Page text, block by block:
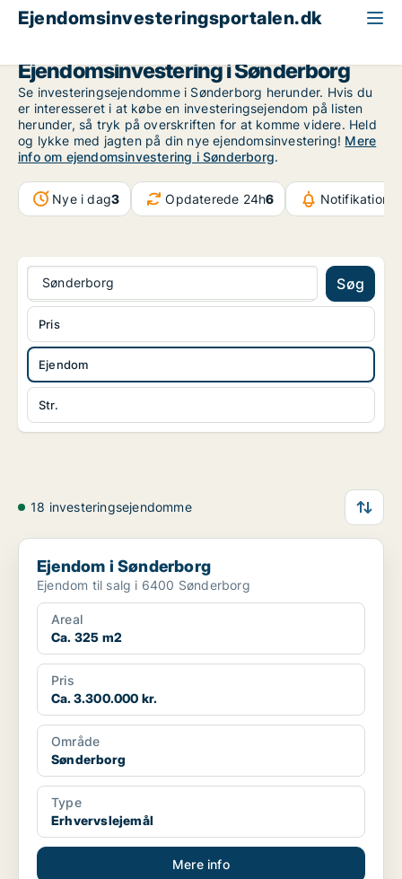
Ejendomsinvesteringsportalen.dk
Ejendomsinvestering i Sønderborg
Se investeringsejendomme i Sønderborg herunder. Hvis du
er interesseret i at købe en investeringsejendom på listen
herunder, så tryk på overskriften for at komme videre. Held
og lykke med jagten på din nye ejendomsinvestering! Mere
info om ejendomsinvestering i Sønderborg.
Nye i dag3 Opdaterede 24h6
Sønderborg Søg
Ejendom
Str.
Pris
18 investeringsejendomme
Ejendom i Sønderborg
Ejendom i Sønderborg
Ejendom til salg i 6400 Sønderborg
Areal
Ca. 325 m2
Pris
Ca. 3.300.000 kr.
Område
Sønderborg
Type
Erhvervslejemål
Mere info